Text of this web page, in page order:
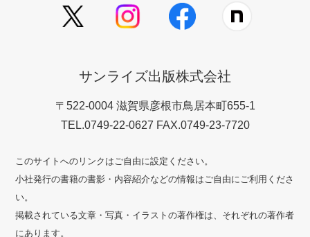
サンライズ出版株式会社
〒522-0004 滋賀県彦根市鳥居本町655-1
TEL.0749-22-0627 FAX.0749-23-7720
このサイトへのリンクはご自由に設定ください。
小社発行の書籍の書影・内容紹介などの情報はご自由にご利用くださ
い。
掲載されている文章・写真・イラストの著作権は、それぞれの著作者
にあります。